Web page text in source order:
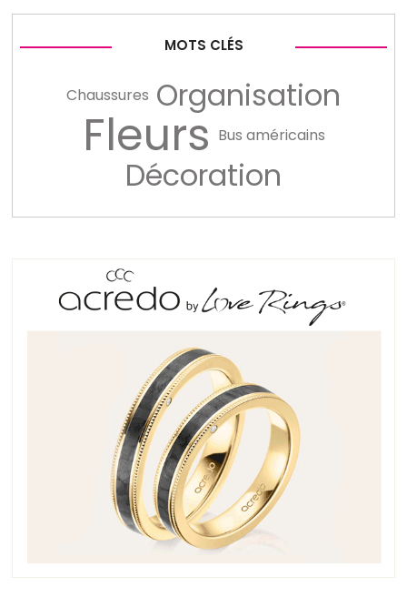
MOTS CLÉS
Chaussures Organisation
Fleurs Bus américains
Décoration